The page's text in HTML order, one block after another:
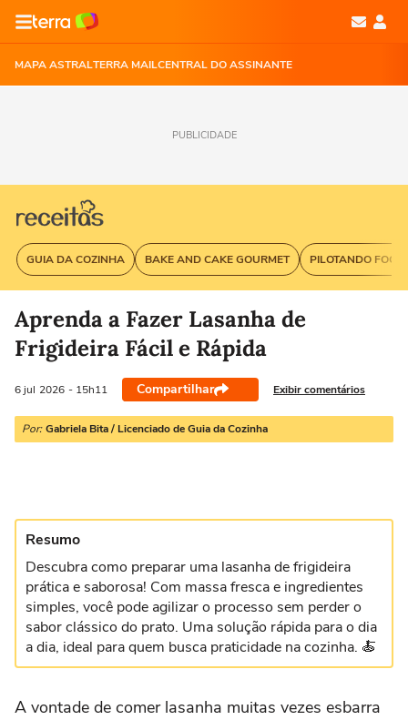
MAPA ASTRALTERRA MAILCENTRAL DO ASSINANTE
PUBLICIDADE
GUIA DA COZINHA BAKE AND CAKE GOURMET PILOTANDO
Aprenda a Fazer Lasanha de
Frigideira Fácil e Rápida
6 jul 2026 - 15h11 Compartilhar Exibir comentários
Por: Gabriela Bita / Licenciado de Guia da Cozinha
Resumo
Descubra como preparar uma lasanha de frigideira
prática e saborosa! Com massa fresca e ingredientes
simples, você pode agilizar o processo sem perder o
sabor clássico do prato. Uma solução rápida para o dia
a dia, ideal para quem busca praticidade na cozinha. 🍝
A vontade de comer lasanha muitas vezes esbarra